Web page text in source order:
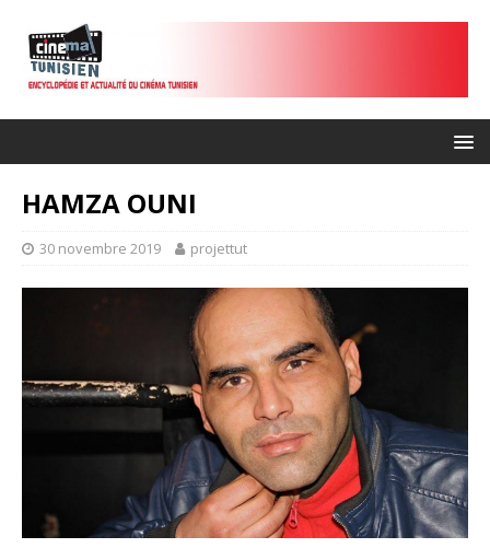
HAMZA OUNI
30 novembre 2019 projettut